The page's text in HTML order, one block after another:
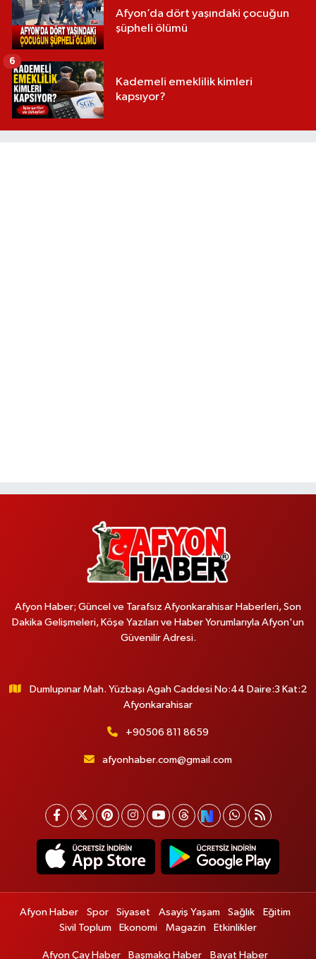
Afyon’da dört yaşındaki çocuğun
şüpheli ölümü
Kademeli emeklilik kimleri
kapsıyor?
6
Afyon Haber; Güncel ve Tarafsız Afyonkarahisar Haberleri, Son
Dakika Gelişmeleri, Köşe Yazıları ve Haber Yorumlarıyla Afyon'un
Güvenilir Adresi.
Dumlupınar Mah. Yüzbaşı Agah Caddesi No:44 Daire:3 Kat:2
Afyonkarahisar
+90506 811 8659
afyonhaber.com@gmail.com
Afyon Haber Spor Siyaset Asayiş Yaşam Sağlık
Eğitim
Sivil Toplum
Ekonomi Magazin Etkinlikler
Afyon Çay Haber Başmakçı Haber Bayat Haber